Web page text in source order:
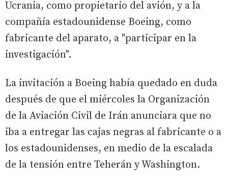
Ucrania, como propietario del avión, y a la
compañía estadounidense Boeing, como
fabricante del aparato, a "participar en la
investigación".
La invitación a Boeing había quedado en duda
después de que el miércoles la Organización
de la Aviación Civil de Irán anunciara que no
iba a entregar las cajas negras al fabricante o a
los estadounidenses, en medio de la escalada
de la tensión entre Teherán y Washington.